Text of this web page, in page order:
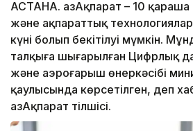
АСТАНА. ҚазАқпарат – 10
және ақпараттық
күні болып бекітілуі мүмкін.
талқыға шығарылған Цифрлық
және аэроғарыш өнеркәсібі
қаулысында көрсетілген, деп
ҚазАқпарат тілшісі.